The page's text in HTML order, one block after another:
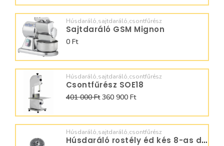
Húsdaráló,sajtdaráló,csontfűrész
Sajtdaráló GSM Mignon
0 Ft
Húsdaráló,sajtdaráló,csontfűrész
Csontfűrész SOE18
401 000 Ft360 900 Ft
Húsdaráló,sajtdaráló,csontfűrész
Húsdaráló rostély éd kés 8-as darálóhoz